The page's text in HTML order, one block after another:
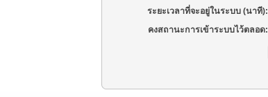
ระยะเวลาที่จะอยู่ในระบบ (นาที):
คงสถานะการเข้าระบบไว้ตลอด: